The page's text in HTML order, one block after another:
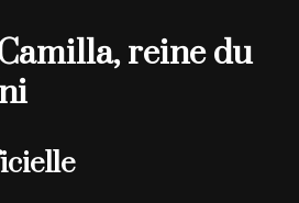
reine du